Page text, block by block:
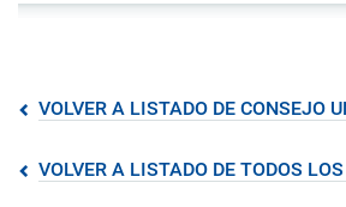
VOLVER A LISTADO DE CONSEJO
VOLVER A LISTADO DE TODOS